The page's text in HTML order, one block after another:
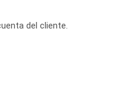
del cliente.